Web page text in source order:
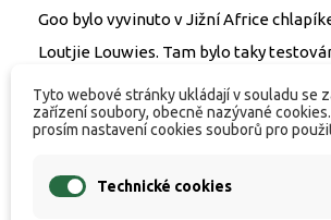
Goo bylo vyvinuto v Jižní Africe
Loutjie Louwies. Tam bylo taky
let s velkými úspěchy. Pánové dokonce
angličany na jejich vlastním dvorku při
Pro velký úspěch bylo Goo představeno
Tyto webové stránky ukládají v souladu se
zařízení soubory, obecně nazývané
prosím nastavení cookies souborů pro
Technické cookies